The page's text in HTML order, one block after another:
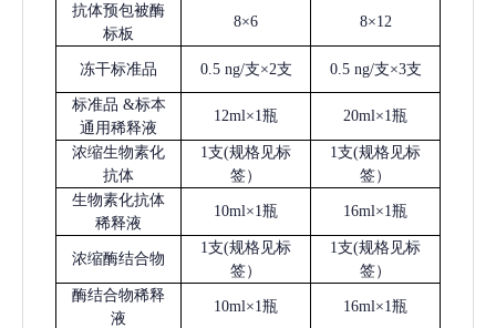
抗体预包被酶
标板
8×6 8×12
冻干标准品 0.5 ng/支×2支 0.5 ng/支×3支
标准品 &标本
通用稀释液
12ml×1瓶 20ml×1瓶
浓缩生物素化
抗体
1支(规格见标
签）
1支(规格见标
签）
生物素化抗体
稀释液
10ml×1瓶 16ml×1瓶
浓缩酶结合物
1支(规格见标
签）
1支(规格见标
签）
酶结合物稀释
液
10ml×1瓶 16ml×1瓶